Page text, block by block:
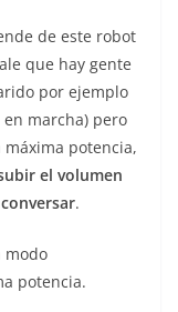
de este robot
que hay gente
por ejemplo
marcha) pero
potencia,
el volumen
.
modo
potencia.